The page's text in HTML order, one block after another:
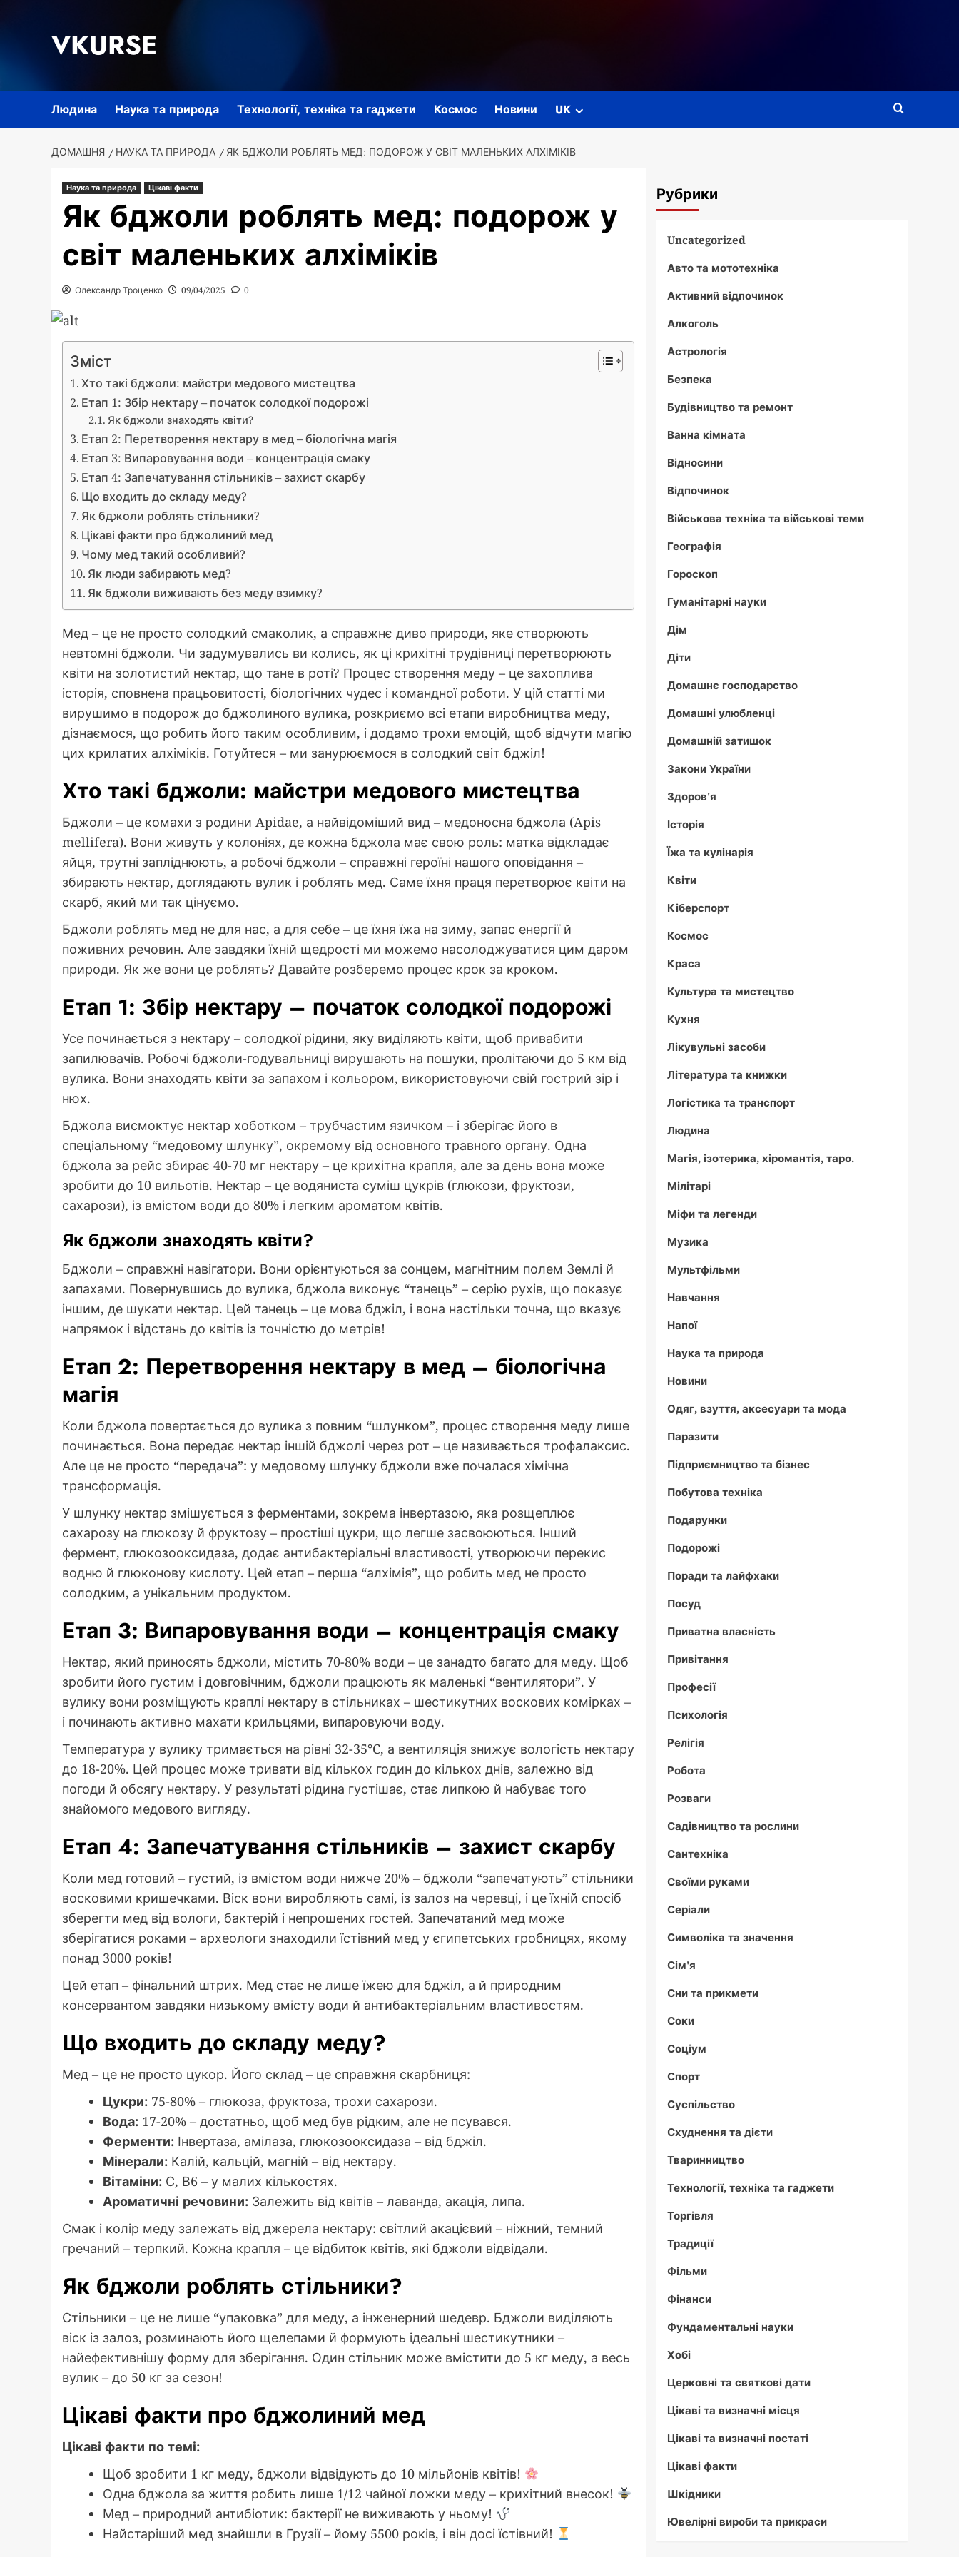
VKURSE
Людина Наука та природа Технології, техніка та гаджети Космос Новини UK
ДОМАШНЯ НАУКА ТА ПРИРОДА ЯК БДЖОЛИ РОБЛЯТЬ МЕД: ПОДОРОЖ У СВІТ МАЛЕНЬКИХ АЛХІМІКІВ
Наука та природа Цікаві факти
Як бджоли роблять мед: подорож у
світ маленьких алхіміків
Олександр Троценко 09/04/2025 0
Зміст
Хто такі бджоли: майстри медового мистецтва
Етап 1: Збір нектару – початок солодкої подорожі
Як бджоли знаходять квіти?
Етап 2: Перетворення нектару в мед – біологічна магія
Етап 3: Випаровування води – концентрація смаку
Етап 4: Запечатування стільників – захист скарбу
Що входить до складу меду?
Як бджоли роблять стільники?
Цікаві факти про бджолиний мед
Чому мед такий особливий?
Як люди забирають мед?
Як бджоли виживають без меду взимку?
Мед – це не просто солодкий смаколик, а справжнє диво природи, яке створюють
невтомні бджоли. Чи задумувались ви колись, як ці крихітні трудівниці перетворюють
квіти на золотистий нектар, що тане в роті? Процес створення меду – це захоплива
історія, сповнена працьовитості, біологічних чудес і командної роботи. У цій статті ми
вирушимо в подорож до бджолиного вулика, розкриємо всі етапи виробництва меду,
дізнаємося, що робить його таким особливим, і додамо трохи емоцій, щоб відчути магію
цих крилатих алхіміків. Готуйтеся – ми занурюємося в солодкий світ бджіл!
Хто такі бджоли: майстри медового мистецтва
Бджоли – це комахи з родини Apidae, а найвідоміший вид – медоносна бджола (Apis
mellifera). Вони живуть у колоніях, де кожна бджола має свою роль: матка відкладає
яйця, трутні запліднюють, а робочі бджоли – справжні героїні нашого оповідання –
збирають нектар, доглядають вулик і роблять мед. Саме їхня праця перетворює квіти на
скарб, який ми так цінуємо.
Бджоли роблять мед не для нас, а для себе – це їхня їжа на зиму, запас енергії й
поживних речовин. Але завдяки їхній щедрості ми можемо насолоджуватися цим даром
природи. Як же вони це роблять? Давайте розберемо процес крок за кроком.
Етап 1: Збір нектару – початок солодкої подорожі
Усе починається з нектару – солодкої рідини, яку виділяють квіти, щоб привабити
запилювачів. Робочі бджоли-годувальниці вирушають на пошуки, пролітаючи до 5 км від
вулика. Вони знаходять квіти за запахом і кольором, використовуючи свій гострий зір і
нюх.
Бджола висмоктує нектар хоботком – трубчастим язичком – і зберігає його в
спеціальному “медовому шлунку”, окремому від основного травного органу. Одна
бджола за рейс збирає 40-70 мг нектару – це крихітна крапля, але за день вона може
зробити до 10 вильотів. Нектар – це водяниста суміш цукрів (глюкози, фруктози,
сахарози), із вмістом води до 80% і легким ароматом квітів.
Як бджоли знаходять квіти?
Бджоли – справжні навігатори. Вони орієнтуються за сонцем, магнітним полем Землі й
запахами. Повернувшись до вулика, бджола виконує “танець” – серію рухів, що показує
іншим, де шукати нектар. Цей танець – це мова бджіл, і вона настільки точна, що вказує
напрямок і відстань до квітів із точністю до метрів!
Етап 2: Перетворення нектару в мед – біологічна
магія
Коли бджола повертається до вулика з повним “шлунком”, процес створення меду лише
починається. Вона передає нектар іншій бджолі через рот – це називається трофалаксис.
Але це не просто “передача”: у медовому шлунку бджоли вже почалася хімічна
трансформація.
У шлунку нектар змішується з ферментами, зокрема інвертазою, яка розщеплює
сахарозу на глюкозу й фруктозу – простіші цукри, що легше засвоюються. Інший
фермент, глюкозооксидаза, додає антибактеріальні властивості, утворюючи перекис
водню й глюконову кислоту. Цей етап – перша “алхімія”, що робить мед не просто
солодким, а унікальним продуктом.
Етап 3: Випаровування води – концентрація смаку
Нектар, який приносять бджоли, містить 70-80% води – це занадто багато для меду. Щоб
зробити його густим і довговічним, бджоли працюють як маленькі “вентилятори”. У
вулику вони розміщують краплі нектару в стільниках – шестикутних воскових комірках –
і починають активно махати крильцями, випаровуючи воду.
Температура у вулику тримається на рівні 32-35°C, а вентиляція знижує вологість нектару
до 18-20%. Цей процес може тривати від кількох годин до кількох днів, залежно від
погоди й обсягу нектару. У результаті рідина густішає, стає липкою й набуває того
знайомого медового вигляду.
Етап 4: Запечатування стільників – захист скарбу
Коли мед готовий – густий, із вмістом води нижче 20% – бджоли “запечатують” стільники
восковими кришечками. Віск вони виробляють самі, із залоз на черевці, і це їхній спосіб
зберегти мед від вологи, бактерій і непрошених гостей. Запечатаний мед може
зберігатися роками – археологи знаходили їстівний мед у єгипетських гробницях, якому
понад 3000 років!
Цей етап – фінальний штрих. Мед стає не лише їжею для бджіл, а й природним
консервантом завдяки низькому вмісту води й антибактеріальним властивостям.
Що входить до складу меду?
Мед – це не просто цукор. Його склад – це справжня скарбниця:
Цукри: 75-80% – глюкоза, фруктоза, трохи сахарози.
Вода: 17-20% – достатньо, щоб мед був рідким, але не псувався.
Ферменти: Інвертаза, амілаза, глюкозооксидаза – від бджіл.
Мінерали: Калій, кальцій, магній – від нектару.
Вітаміни: С, В6 – у малих кількостях.
Ароматичні речовини: Залежить від квітів – лаванда, акація, липа.
Смак і колір меду залежать від джерела нектару: світлий акацієвий – ніжний, темний
гречаний – терпкий. Кожна крапля – це відбиток квітів, які бджоли відвідали.
Як бджоли роблять стільники?
Стільники – це не лише “упаковка” для меду, а інженерний шедевр. Бджоли виділяють
віск із залоз, розминають його щелепами й формують ідеальні шестикутники –
найефективнішу форму для зберігання. Один стільник може вмістити до 5 кг меду, а весь
вулик – до 50 кг за сезон!
Цікаві факти про бджолиний мед
Цікаві факти по темі:
Щоб зробити 1 кг меду, бджоли відвідують до 10 мільйонів квітів!
Одна бджола за життя робить лише 1/12 чайної ложки меду – крихітний внесок!
Мед – природний антибіотик: бактерії не виживають у ньому!
Найстаріший мед знайшли в Грузії – йому 5500 років, і він досі їстівний!
Рубрики
Uncategorized
Авто та мототехніка
Активний відпочинок
Алкоголь
Астрологія
Безпека
Будівництво та ремонт
Ванна кімната
Відносини
Відпочинок
Військова техніка та військові теми
Географія
Гороскоп
Гуманітарні науки
Дім
Діти
Домашнє господарство
Домашні улюбленці
Домашній затишок
Закони України
Здоров'я
Історія
Їжа та кулінарія
Квіти
Кіберспорт
Космос
Краса
Культура та мистецтво
Кухня
Лікувульні засоби
Література та книжки
Логістика та транспорт
Людина
Магія, ізотерика, хіромантія, таро.
Мілітарі
Міфи та легенди
Музика
Мультфільми
Навчання
Напої
Наука та природа
Новини
Одяг, взуття, аксесуари та мода
Паразити
Підприємництво та бізнес
Побутова техніка
Подарунки
Подорожі
Поради та лайфхаки
Посуд
Приватна власність
Привітання
Професії
Психологія
Релігія
Робота
Розваги
Садівництво та рослини
Сантехніка
Своїми руками
Серіали
Символіка та значення
Сім'я
Сни та прикмети
Соки
Соціум
Спорт
Суспільство
Схуднення та дієти
Тваринництво
Технології, техніка та гаджети
Торгівля
Традиції
Фільми
Фінанси
Фундаментальні науки
Хобі
Церковні та святкові дати
Цікаві та визначні місця
Цікаві та визначні постаті
Цікаві факти
Шкідники
Ювелірні вироби та прикраси